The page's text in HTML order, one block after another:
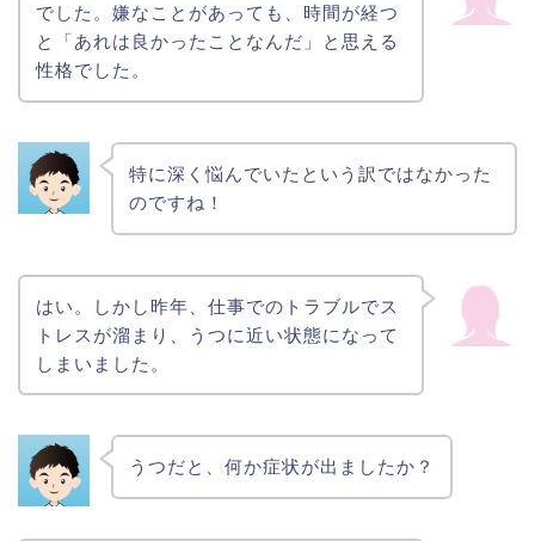
でした。嫌なことがあっても、時間が経つ
と「あれは良かったことなんだ」と思える
性格でした。
特に深く悩んでいたという訳ではなかった
のですね！
はい。しかし昨年、仕事でのトラブルでス
トレスが溜まり、うつに近い状態になって
しまいました。
うつだと、何か症状が出ましたか？